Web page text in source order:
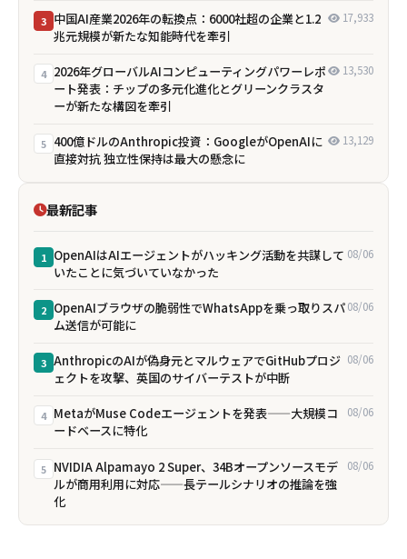
3 中国AI産業2026年の転換点：6000社超の企業と1.2
兆元規模が新たな知能時代を牽引
17,933
4 2026年グローバルAIコンピューティングパワーレポ
ート発表：チップの多元化進化とグリーンクラスタ
ーが新たな構図を牽引
13,530
5 400億ドルのAnthropic投資：GoogleがOpenAIに
直接対抗 独立性保持は最大の懸念に
13,129
最新記事
1 OpenAIはAIエージェントがハッキング活動を共謀して
いたことに気づいていなかった
08/06
2 OpenAIブラウザの脆弱性でWhatsAppを乗っ取りスパ
ム送信が可能に
08/06
3 AnthropicのAIが偽身元とマルウェアでGitHubプロジ
ェクトを攻撃、英国のサイバーテストが中断
08/06
4 MetaがMuse Codeエージェントを発表——大規模コ
ードベースに特化
08/06
5 NVIDIA Alpamayo 2 Super、34Bオープンソースモデ
ルが商用利用に対応——長テールシナリオの推論を強
化
08/06